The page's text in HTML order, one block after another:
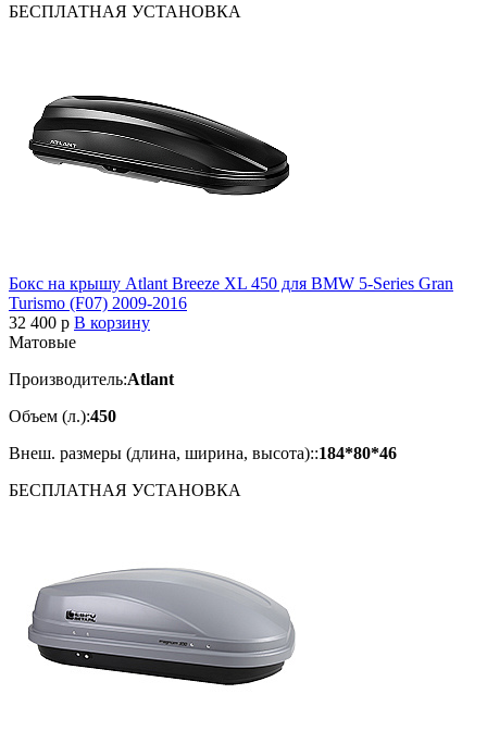
БЕСПЛАТНАЯ УСТАНОВКА
Бокс на крышу Atlant Breeze XL 450 для BMW 5-Series Gran
Turismo (F07) 2009-2016
32 400 p В корзину
Матовые
Производитель:Atlant
Объем (л.):450
Внеш. размеры (длина, ширина, высота)::184*80*46
БЕСПЛАТНАЯ УСТАНОВКА